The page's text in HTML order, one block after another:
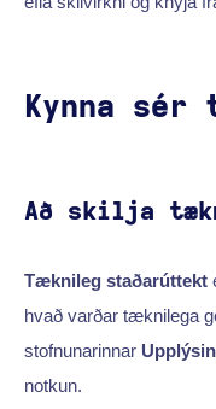
Kynna sér
Að skilja
Tæknileg staðarúttekt
hvað varðar tæknilega
stofnunarinnar
notkun.